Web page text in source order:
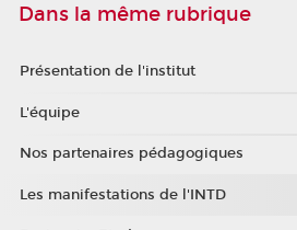
Dans la même rubrique
Présentation de l'institut
L'équipe
Nos partenaires pédagogiques
Les manifestations de l'INTD